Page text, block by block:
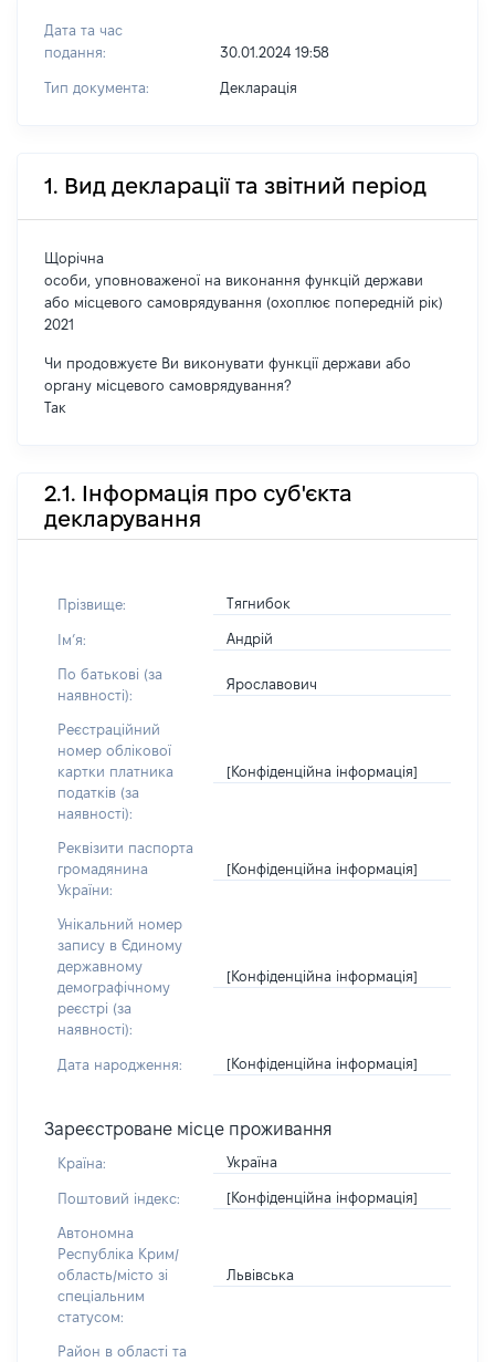
Дата та час
подання:
30.01.2024 19:58
Тип документа: Декларація
1. Вид декларації та звітний період
Щорічна
особи, уповноваженої на виконання функцій держави
або місцевого самоврядування (охоплює попередній рік)
2021
Чи продовжуєте Ви виконувати функції держави або
органу місцевого самоврядування?
Так
2.1. Інформація про суб'єкта
декларування
Прізвище: Тягнибок
Імʼя: Андрій
По батькові (за
наявності):
Ярославович
Реєстраційний
номер облікової
картки платника
податків (за
наявності):
[Конфіденційна інформація]
Реквізити паспорта
громадянина
України:
[Конфіденційна інформація]
Унікальний номер
запису в Єдиному
державному
демографічному
реєстрі (за
наявності):
[Конфіденційна інформація]
Дата народження: [Конфіденційна інформація]
Зареєстроване місце проживання
Країна: Україна
Поштовий індекс: [Конфіденційна інформація]
Автономна
Республіка Крим/
область/місто зі
спеціальним
статусом:
Львівська
Район в області та